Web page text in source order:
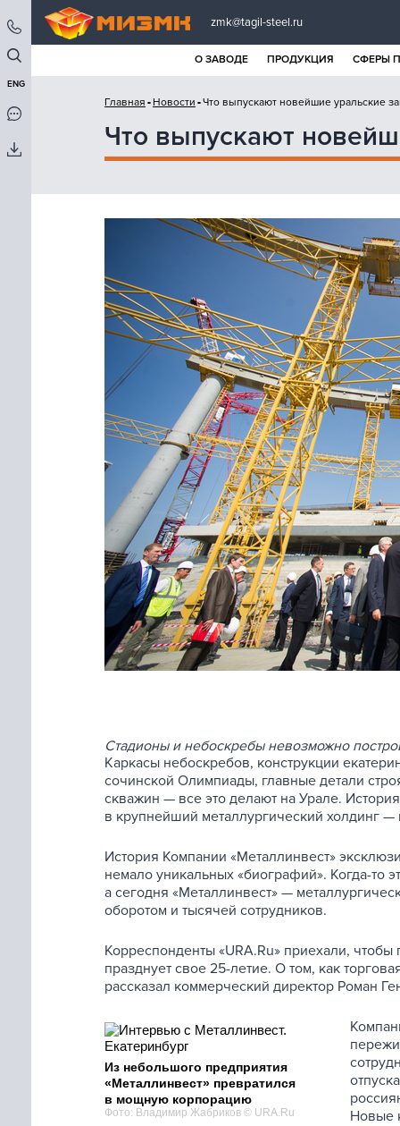
ENG
zmk@tagil-steel.ru
О ЗАВОДЕ ПРОДУКЦИЯ СФЕРЫ
Главная Новости Что выпускают новейшие уральские
Что выпускают
Стадионы и небоскребы невозможно
Каркасы небоскребов, конструкции
сочинской Олимпиады, главные детали
скважин — все это делают на Урале.
в крупнейший металлургический холдинг —
История Компании «Металлинвест»
немало уникальных «биографий». Когда-то
а сегодня «Металлинвест» —
оборотом и тысячей сотрудников.
Корреспонденты «URA.Ru» приехали,
празднует свое 25-летие. О том, как
рассказал коммерческий директор Роман
Из небольшого предприятия
«Металлинвест» превратился
в мощную корпорацию
Фото: Владимир Жабриков © URA.Ru
Новые